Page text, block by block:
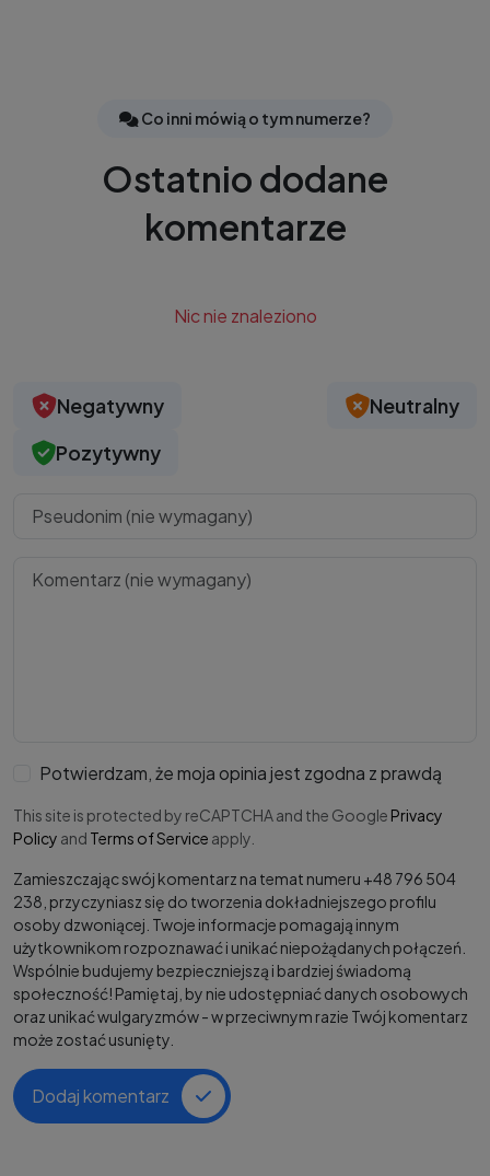
Co inni mówią o tym numerze?
Ostatnio dodane
komentarze
Nic nie znaleziono
Negatywny
Neutralny
Pozytywny
Potwierdzam, że moja opinia jest zgodna z prawdą
This site is protected by reCAPTCHA and the Google Privacy
Policy and Terms of Service apply.
Zamieszczając swój komentarz na temat numeru +48 796 504
238, przyczyniasz się do tworzenia dokładniejszego profilu
osoby dzwoniącej. Twoje informacje pomagają innym
użytkownikom rozpoznawać i unikać niepożądanych połączeń.
Wspólnie budujemy bezpieczniejszą i bardziej świadomą
społeczność! Pamiętaj, by nie udostępniać danych osobowych
oraz unikać wulgaryzmów - w przeciwnym razie Twój komentarz
może zostać usunięty.
Dodaj komentarz